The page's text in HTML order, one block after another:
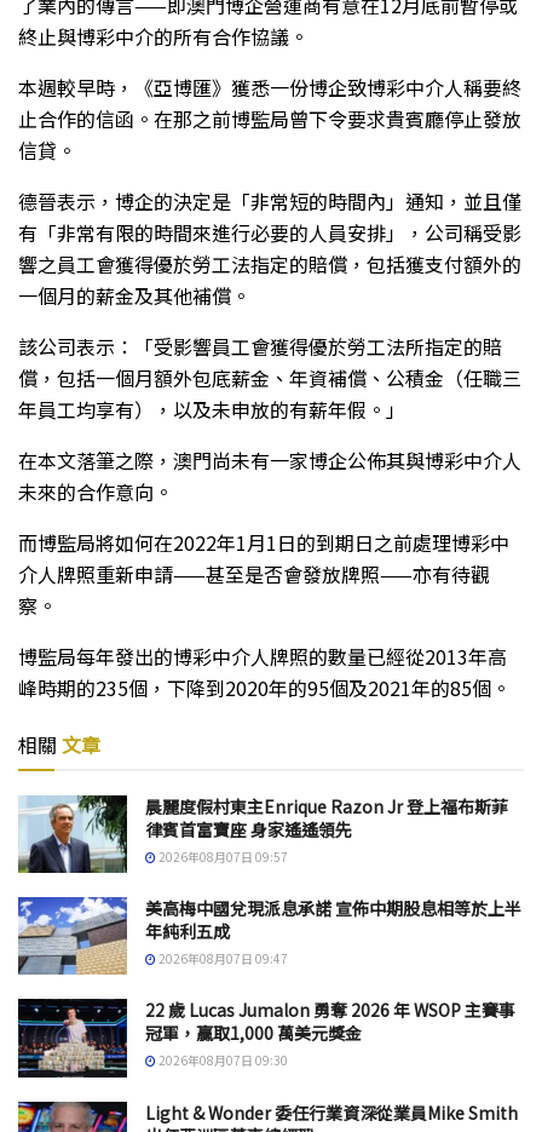
終止與博彩中介的所有合作協議。
本週較早時，《亞博匯》獲悉一份博企致博彩中介人稱要終
止合作的信函。在那之前博監局曾下令要求貴賓廳停止發放
信貸。
德晉表示，博企的決定是「非常短的時間內」通知，並且僅
有「非常有限的時間來進行必要的人員安排」，公司稱受影
響之員工會獲得優於勞工法指定的賠償，包括獲支付額外的
一個月的薪金及其他補償。
該公司表示：「受影響員工會獲得優於勞工法所指定的賠
償，包括一個月額外包底薪金、年資補償、公積金（任職三
年員工均享有），以及未申放的有薪年假。」
在本文落筆之際，澳門尚未有一家博企公佈其與博彩中介人
未來的合作意向。
而博監局將如何在2022年1月1日的到期日之前處理博彩中
介人牌照重新申請——甚至是否會發放牌照——亦有待觀
察。
博監局每年發出的博彩中介人牌照的數量已經從2013年高
峰時期的235個，下降到2020年的95個及2021年的85個。
相關 文章
晨麗度假村東主Enrique Razon Jr 登上福布斯菲
律賓首富寶座 身家遙遙領先
2026年08月07日 09:57
美高梅中國兌現派息承諾 宣佈中期股息相等於上半
年純利五成
2026年08月07日 09:47
22 歲 Lucas Jumalon 勇奪 2026 年 WSOP 主賽事
冠軍，贏取1,000 萬美元獎金
2026年08月07日 09:30
Light & Wonder 委任行業資深從業員Mike Smith